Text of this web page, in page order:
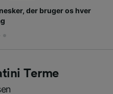
der bruger os hver
Terme